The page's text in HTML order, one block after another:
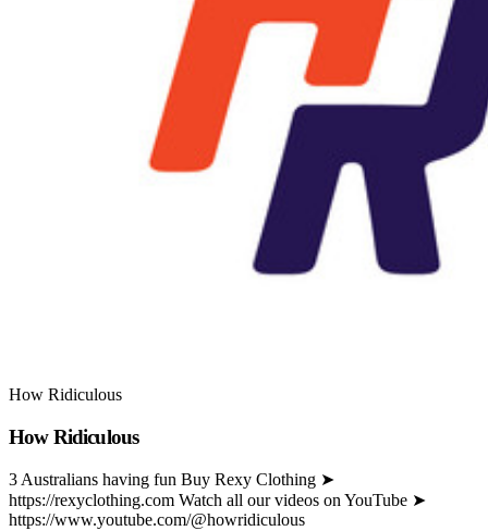
How Ridiculous
How Ridiculous
3 Australians having fun Buy Rexy Clothing ➤
https://rexyclothing.com Watch all our videos on YouTube ➤
https://www.youtube.com/@howridiculous